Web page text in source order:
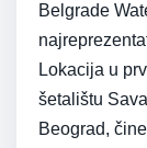
Belgrade
Lokacija u
šetalištu
Beograd,